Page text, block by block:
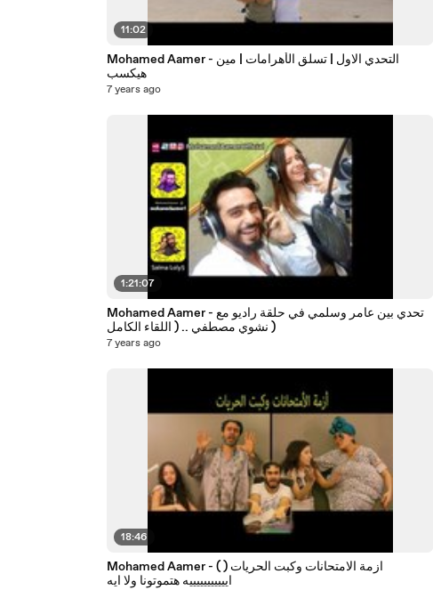
11:02
Mohamed Aamer - التحدي الاول | تسلق الأهرامات | مين
هيكسب
7 years ago
1:21:07
Mohamed Aamer - تحدي بين عامر وسلمي في حلقة راديو مع
نشوي مصطفي .. ( اللقاء الكامل )
7 years ago
18:46
Mohamed Aamer - ( ازمة الامتحانات وكبت الحريات (
ايييييييييييه هتموتونا ولا ايه